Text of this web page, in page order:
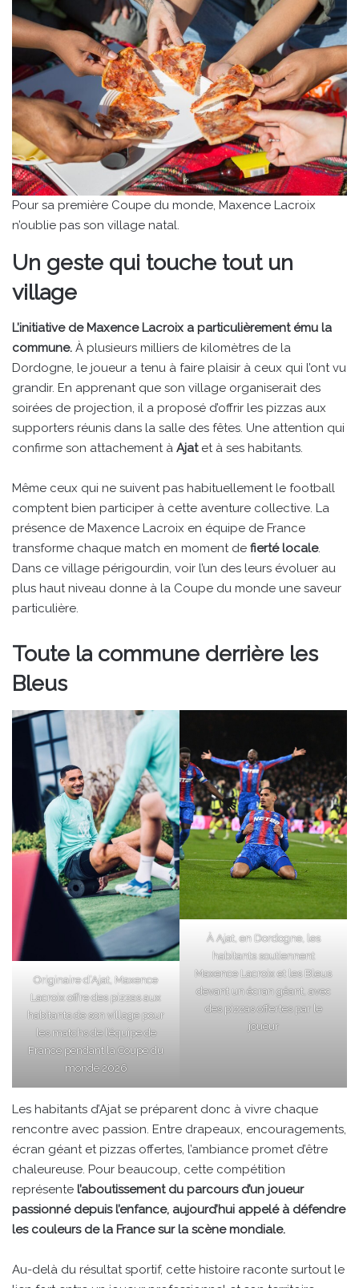
Pour sa première Coupe du monde, Maxence Lacroix
n’oublie pas son village natal.
Un geste qui touche tout un
village
L’initiative de Maxence Lacroix a particulièrement ému la
commune. À plusieurs milliers de kilomètres de la
Dordogne, le joueur a tenu à faire plaisir à ceux qui l’ont vu
grandir. En apprenant que son village organiserait des
soirées de projection, il a proposé d’offrir les pizzas aux
supporters réunis dans la salle des fêtes. Une attention qui
confirme son attachement à Ajatet à ses habitants.
Même ceux qui ne suivent pas habituellement le football
comptent bien participer à cette aventure collective. La
présence de Maxence Lacroix en équipe de France
transforme chaque match en moment de fierté locale.
Dans ce village périgourdin, voir l’un des leurs évoluer au
plus haut niveau donne à la Coupe du monde une saveur
particulière.
Toute la commune derrière les
Bleus
Originaire d’Ajat, Maxence
Lacroix offre des pizzas aux
habitants de son village pour
les matchs de l’équipe de
France pendant la Coupe du
monde 2026
À Ajat, en Dordogne, les
habitants soutiennent
Maxence Lacroix et les Bleus
devant un écran géant, avec
des pizzas offertes par le
joueur
Les habitants d’Ajat se préparent donc à vivre chaque
rencontre avec passion. Entre drapeaux, encouragements,
écran géant et pizzas offertes, l’ambiance promet d’être
chaleureuse. Pour beaucoup, cette compétition
représente l’aboutissement du parcours d’un joueur
passionné depuis l’enfance, aujourd’hui appelé à défendre
les couleurs de la France sur la scène mondiale.
Au-delà du résultat sportif, cette histoire raconte surtout le